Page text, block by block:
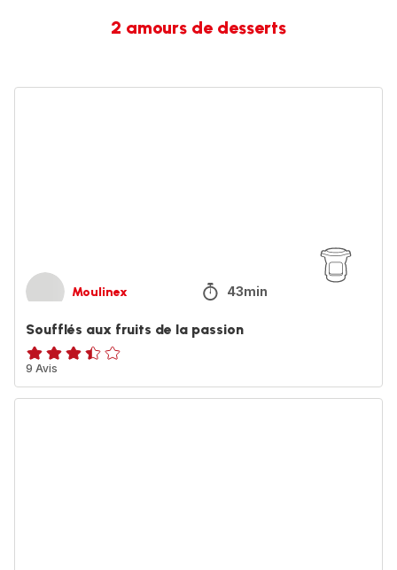
2 amours de desserts
Moulinex 43min
Soufflés aux fruits de la passion
ratings.3.4
9 Avis